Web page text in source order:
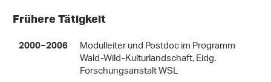
Frühere Tätigkeit
2000−2006 Modulleiter und Postdoc im Programm
Wald-Wild-Kulturlandschaft, Eidg.
Forschungsanstalt WSL